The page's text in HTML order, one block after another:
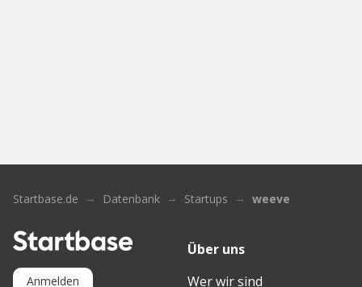
Startbase.de Datenbank Startups weeve
Anmelden
Über uns
Wer wir sind